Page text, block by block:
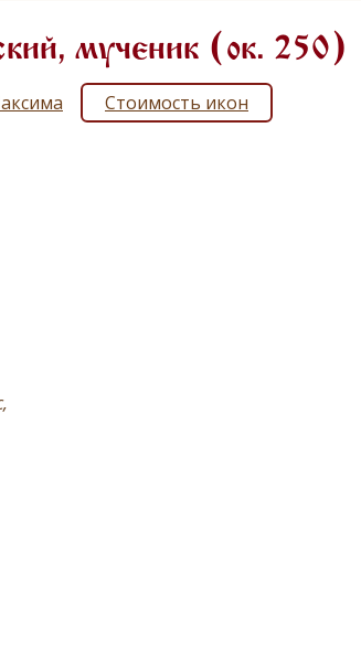
мученик (ок. 250)
Стоимость икон